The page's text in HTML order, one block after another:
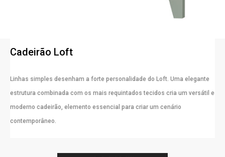
Cadeirão Loft
Linhas simples desenham a forte personalidade do Loft. Uma elegante
estrutura combinada com os mais requintados tecidos cria um versátil e
moderno cadeirão, elemento essencial para criar um cenário
contemporâneo.